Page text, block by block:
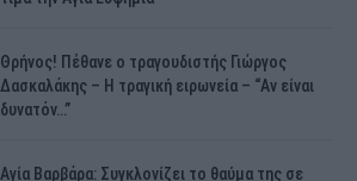
Θρήνος! Πέθανε ο τραγουδιστής Γιώργος
Δασκαλάκης – Η τραγική ειρωνεία – “Αν είναι
δυνατόν…”
Αγία Βαρβάρα: Συγκλονίζει το θαύμα της σε